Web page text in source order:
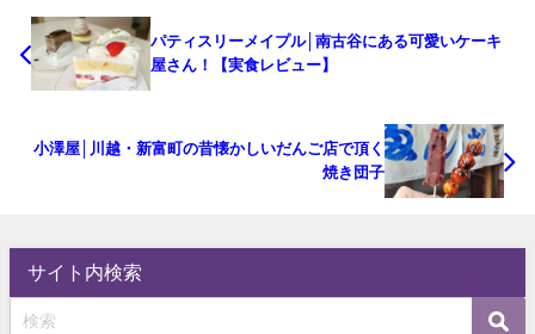
パティスリーメイプル│南古谷にある可愛いケーキ
屋さん！【実食レビュー】
小澤屋│川越・新富町の昔懐かしいだんご店で頂く
焼き団子
サイト内検索